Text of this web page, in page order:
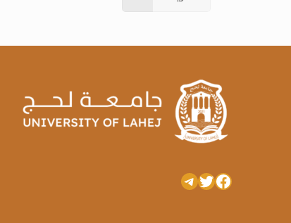
فيسبوك
تويترتيليجرام